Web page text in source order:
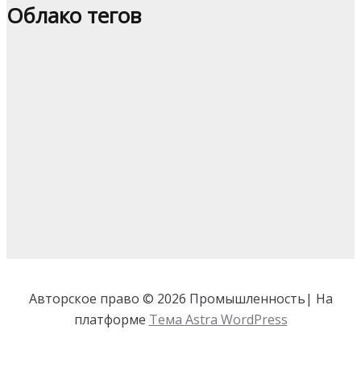
Облако тегов
Авторское право © 2026 Промышленность| На
платформе Тема Astra WordPress